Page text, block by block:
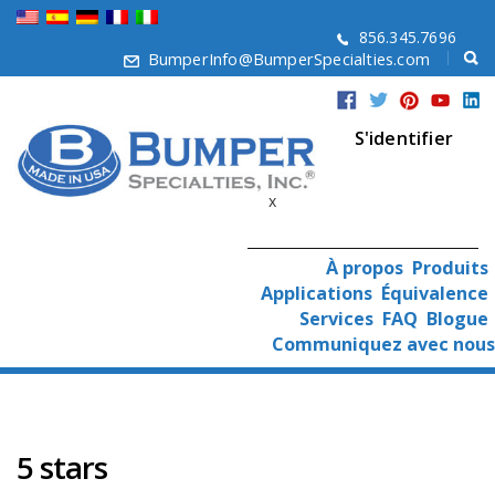
856.345.7696
BumperInfo@BumperSpecialties.com
S'identifier
x
À propos Produits
Applications Équivalence
Services FAQ Blogue
Communiquez avec nous
5 stars